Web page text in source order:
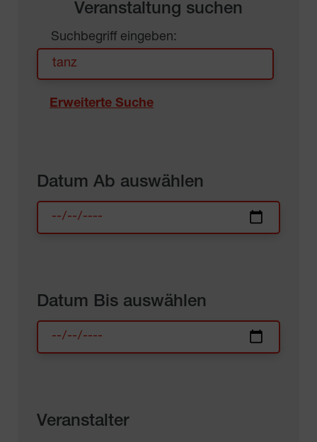
Veranstaltung suchen
Suchbegriff eingeben:
Erweiterte Suche
Datum Ab auswählen
Datum Bis auswählen
Veranstalter